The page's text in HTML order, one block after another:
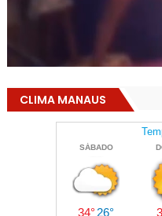
CLIMA MANAUS